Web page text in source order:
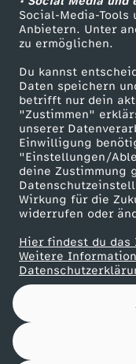
Social-Media-Tools
Anbietern. Unter
zu ermöglichen.
Du kannst
Daten speichern
betrifft nur dein
"Zustimmen"
unserer
Einwilligung
"Einstellungen/
deine Zustimmung
Wirkung für die
widerrufen oder
Hier findest du das
Weitere
e
x
t
r
a
v
a
g
ZDF Unternehmen
Karriere
ZDF goes Schule
Werbefernsehen
Mainzelmännchen
Partner
Nutzungsbedingungen